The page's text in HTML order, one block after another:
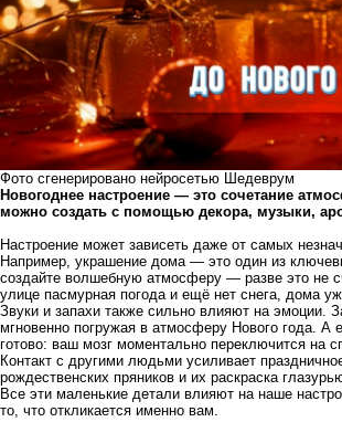
Фото сгенерировано нейросетью Шедеврум
Новогоднее настроение — это сочетание
можно создать с помощью декора, музыки,
Настроение может зависеть даже от самых
Например, украшение дома — это один из
создайте волшебную атмосферу — разве это не
улице пасмурная погода и ещё нет снега, дома
Звуки и запахи также сильно влияют на эмоции.
мгновенно погружая в атмосферу Нового года. А
готово: ваш мозг моментально переключится на
Контакт с другими людьми усиливает
рождественских пряников и их раскраска
Все эти маленькие детали влияют на наше
то, что откликается именно вам.